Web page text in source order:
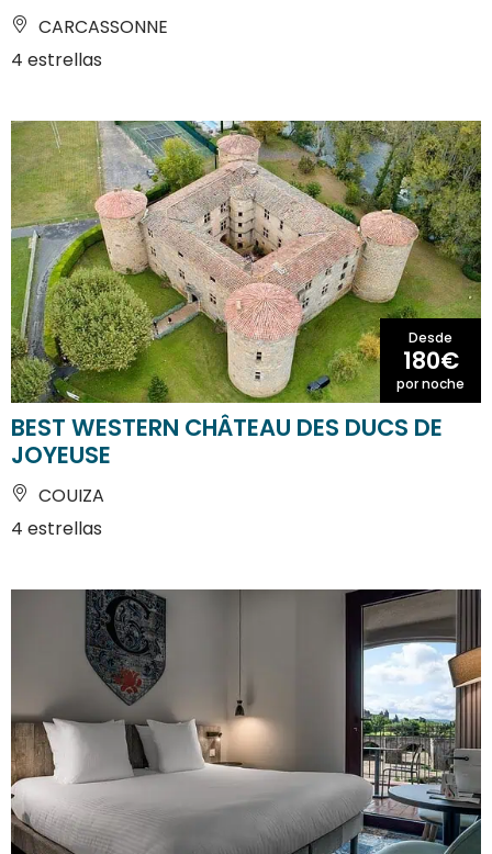
CARCASSONNE
4 estrellas
Desde
180€
por noche
BEST WESTERN CHÂTEAU DES DUCS DE
JOYEUSE
COUIZA
4 estrellas